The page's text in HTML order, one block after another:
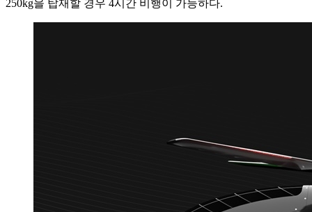
250kg을 탑재할 경우 4시간 비행이 가능하다.